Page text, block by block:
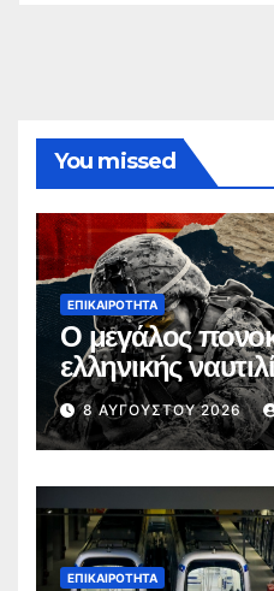
You missed
ΕΠΙΚΑΙΡΌΤΗΤΑ
Ο μεγάλος
ελληνικής
8 ΑΥΓΟΎΣΤΟΥ 2026
ΕΠΙΚΑΙΡΌΤΗΤΑ